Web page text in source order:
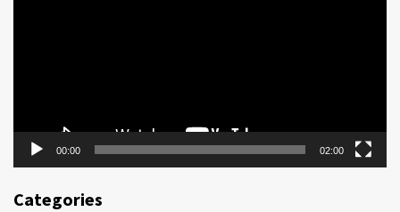
00:00 02:00
Categories